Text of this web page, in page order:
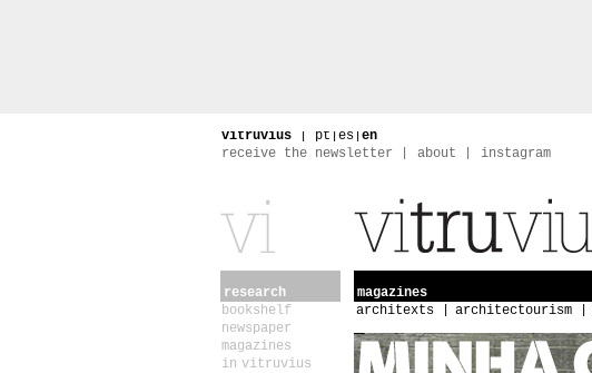
vitruvius | pt | es | en
receive the newsletter
about instagram
research
bookshelf
newspaper
magazines
in vitruvius
magazines
architexts
architectourism